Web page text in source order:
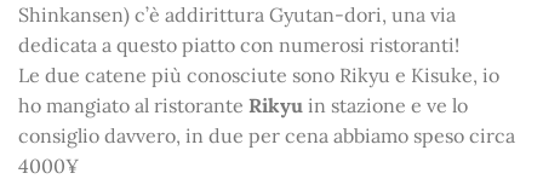
Shinkansen) c’è addirittura Gyutan-dori, una via
dedicata a questo piatto con numerosi ristoranti!
Le due catene più conosciute sono Rikyu e Kisuke, io
ho mangiato al ristorante Rikyu in stazione e ve lo
consiglio davvero, in due per cena abbiamo speso circa
4000¥